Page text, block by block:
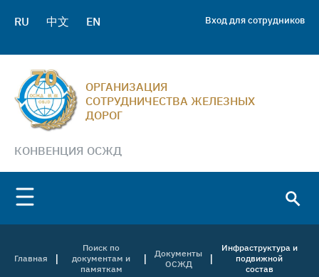
RU 中文 EN Вход для сотрудников
ОРГАНИЗАЦИЯ
СОТРУДНИЧЕСТВА ЖЕЛЕЗНЫХ
ДОРОГ
КОНВЕНЦИЯ ОСЖД
Главная |
Поиск по
документам и
памяткам
|
Документы
ОСЖД
|
Инфраструктура и
подвижной
состав